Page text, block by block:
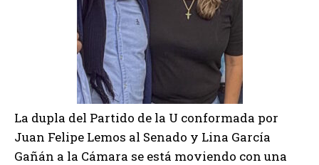
La dupla del Partido de la U conformada por
Juan Felipe Lemos al Senado y Lina García
Gañán a la Cámara se está moviendo con una